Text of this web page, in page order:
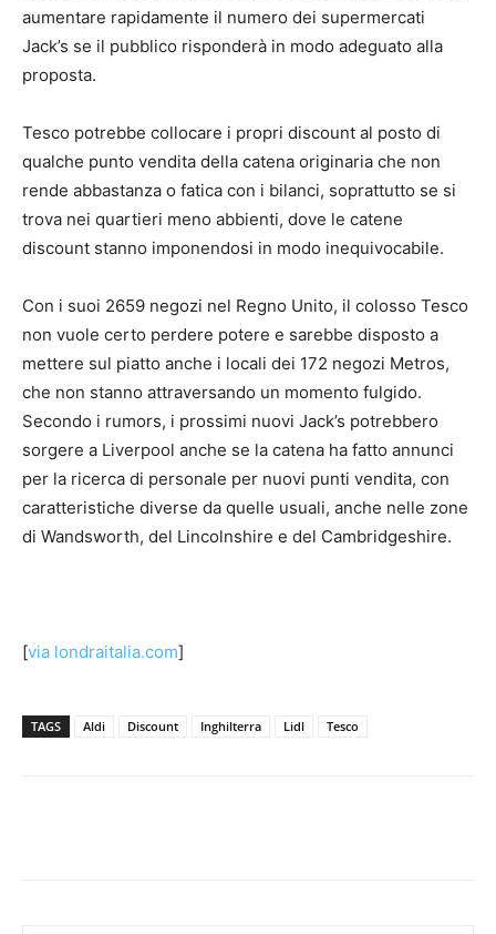
aumentare rapidamente il numero dei supermercati
Jack’s se il pubblico risponderà in modo adeguato alla
proposta.
Tesco potrebbe collocare i propri discount al posto di
qualche punto vendita della catena originaria che non
rende abbastanza o fatica con i bilanci, soprattutto se si
trova nei quartieri meno abbienti, dove le catene
discount stanno imponendosi in modo inequivocabile.
Con i suoi 2659 negozi nel Regno Unito, il colosso Tesco
non vuole certo perdere potere e sarebbe disposto a
mettere sul piatto anche i locali dei 172 negozi Metros,
che non stanno attraversando un momento fulgido.
Secondo i rumors, i prossimi nuovi Jack’s potrebbero
sorgere a Liverpool anche se la catena ha fatto annunci
per la ricerca di personale per nuovi punti vendita, con
caratteristiche diverse da quelle usuali, anche nelle zone
di Wandsworth, del Lincolnshire e del Cambridgeshire.
[via londraitalia.com]
TAGS Aldi Discount Inghilterra Lidl Tesco